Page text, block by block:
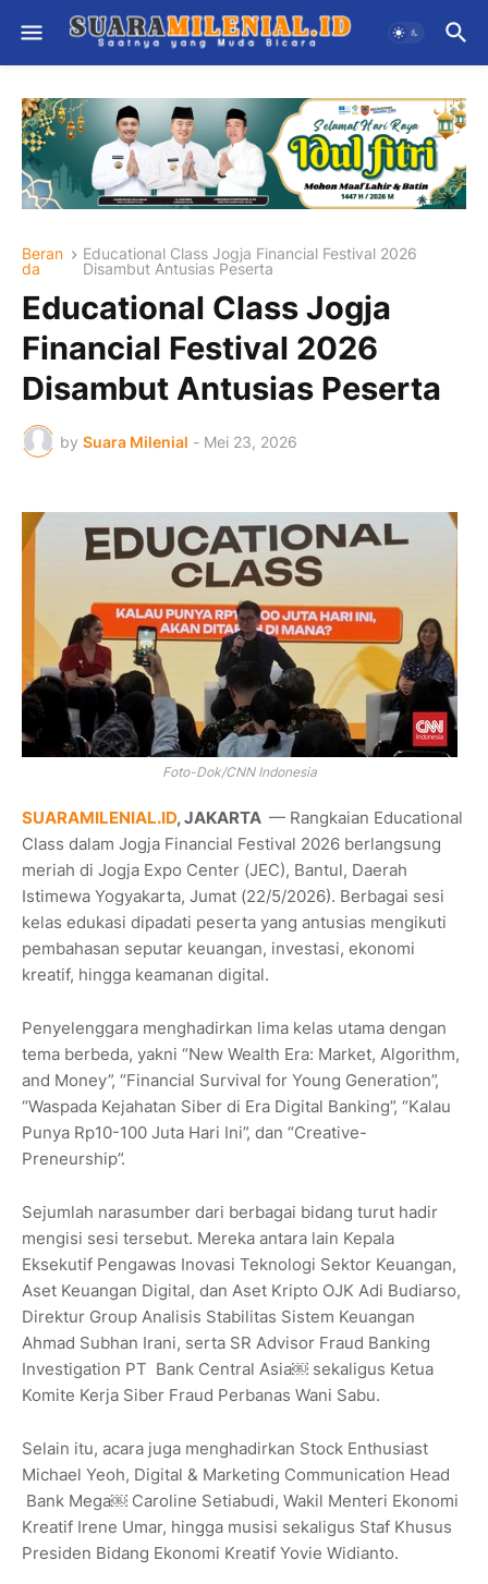
Beran
da
Educational Class Jogja Financial Festival 2026
Disambut Antusias Peserta
Educational Class Jogja
Financial Festival 2026
Disambut Antusias Peserta
by Suara Milenial - Mei 23, 2026
Foto-Dok/CNN Indonesia
SUARAMILENIAL.ID, JAKARTA — Rangkaian Educational
Class dalam Jogja Financial Festival 2026 berlangsung
meriah di Jogja Expo Center (JEC), Bantul, Daerah
Istimewa Yogyakarta, Jumat (22/5/2026). Berbagai sesi
kelas edukasi dipadati peserta yang antusias mengikuti
pembahasan seputar keuangan, investasi, ekonomi
kreatif, hingga keamanan digital.
Penyelenggara menghadirkan lima kelas utama dengan
tema berbeda, yakni “New Wealth Era: Market, Algorithm,
and Money”, “Financial Survival for Young Generation”,
“Waspada Kejahatan Siber di Era Digital Banking”, “Kalau
Punya Rp10-100 Juta Hari Ini”, dan “Creative-
Preneurship”.
Sejumlah narasumber dari berbagai bidang turut hadir
mengisi sesi tersebut. Mereka antara lain Kepala
Eksekutif Pengawas Inovasi Teknologi Sektor Keuangan,
Aset Keuangan Digital, dan Aset Kripto OJK Adi Budiarso,
Direktur Group Analisis Stabilitas Sistem Keuangan
Ahmad Subhan Irani, serta SR Advisor Fraud Banking
Investigation PT Bank Central Asia￼ sekaligus Ketua
Komite Kerja Siber Fraud Perbanas Wani Sabu.
Selain itu, acara juga menghadirkan Stock Enthusiast
Michael Yeoh, Digital & Marketing Communication Head
Bank Mega￼ Caroline Setiabudi, Wakil Menteri Ekonomi
Kreatif Irene Umar, hingga musisi sekaligus Staf Khusus
Presiden Bidang Ekonomi Kreatif Yovie Widianto.